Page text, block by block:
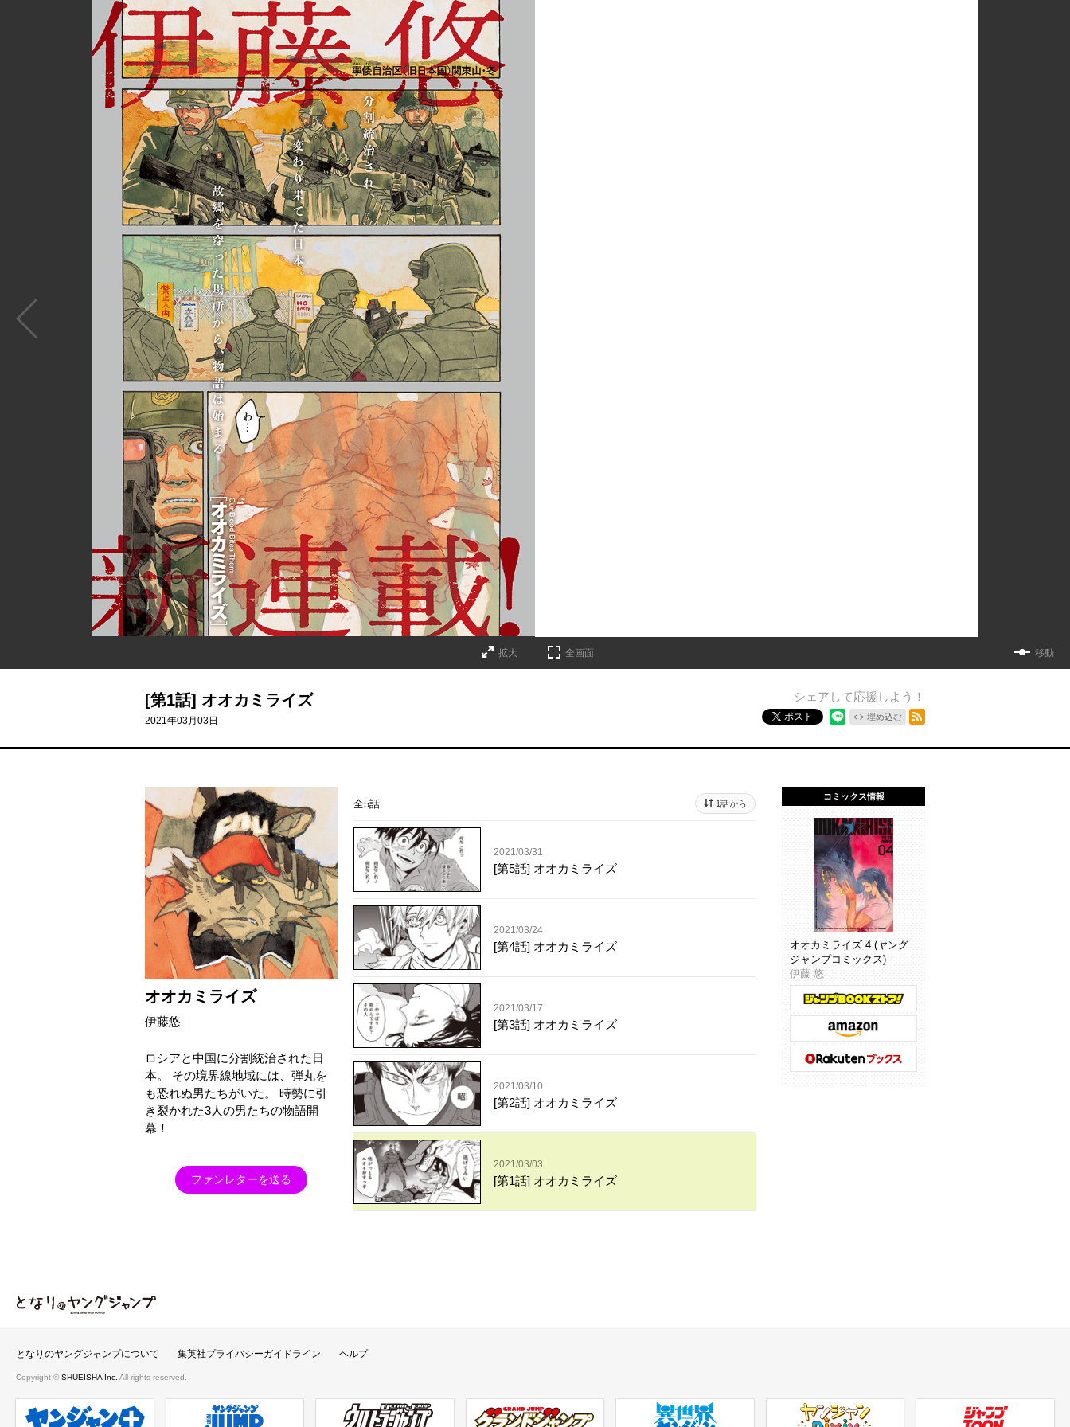
拡大 全画面 移動
[第1話] オオカミライズ
2021年03月03日
シェアして応援しよう！
ポスト 埋め込む
オオカミライズ
伊藤悠
ロシアと中国に分割統治された日
本。 その境界線地域には、弾丸を
も恐れぬ男たちがいた。 時勢に引
き裂かれた3人の男たちの物語開
幕！
ファンレターを送る
全5話 1話から
2021/03/31
[第5話] オオカミライズ
2021/03/24
[第4話] オオカミライズ
2021/03/17
[第3話] オオカミライズ
2021/03/10
[第2話] オオカミライズ
2021/03/03
[第1話] オオカミライズ
コミックス情報
オオカミライズ 4 (ヤング
ジャンプコミックス)
伊藤 悠
となりのヤングジャンプ
となりのヤングジャンプについて 集英社プライバシーガイドライン ヘルプ
Copyright © SHUEISHA Inc. All rights reserved.
ヤンジャンプラス 週刊ヤングジャンプ公式サイトウルトラジャンプ グランドジャンプ 異世界ヤンジャン ヤンジャンpixiv ジャンプTOON